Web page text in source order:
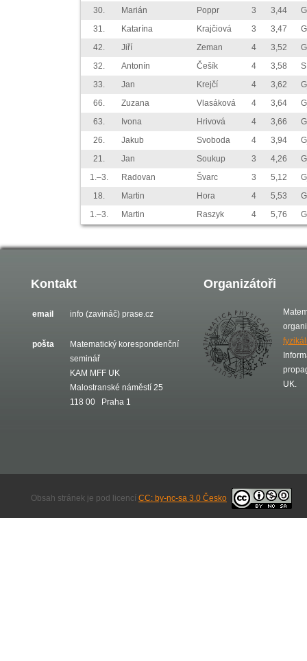
30.
Marián Poppr 3 3,44
31.
Katarína Krajčiová 3 3,47
42.
Jiří Zeman 4 3,52
32.
Antonín Češík 4 3,58
33.
Jan Krejčí 4 3,62
66.
Zuzana Vlasáková 4 3,64
63.
Ivona Hrivová 4 3,66
26.
Jakub Svoboda 4 3,94
21.
Jan Soukup 3 4,26
1.–3.
Radovan Švarc 3 5,12
18.
Martin Hora 4 5,53
1.–3.
Martin Raszyk 4 5,76
Kontakt
email info (zavináč) prase.cz
pošta
Matematický korespondenční
seminář
KAM MFF UK
Malostranské náměstí 25
118 00 Praha 1
Organizátoři
UK.
Obsah stránek je pod licencí CC: by-nc-sa 3.0 Česko